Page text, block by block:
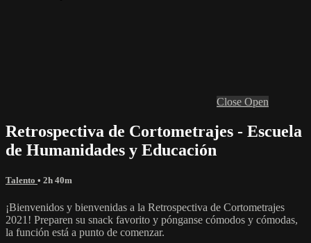
Close Open
Retrospectiva de Cortometrajes - Escuela
de Humanidades y Educación
Talento • 2h 40m
¡Bienvenidos y bienvenidas a la Retrospectiva de Cortometrajes
2021! Preparen su snack favorito y pónganse cómodos y cómodas,
la función está a punto de comenzar.